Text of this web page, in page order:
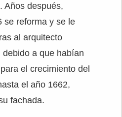
Años después,
se reforma y se le
al arquitecto
debido a que habían
el crecimiento del
el año 1662,
fachada.